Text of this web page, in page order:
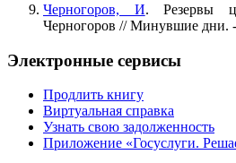
Черногоров, И. Резервы
Черногоров // Минувшие дни.
Электронные сервисы
Продлить книгу
Виртуальная справка
Узнать свою задолженность
Приложение «Госуслуги.